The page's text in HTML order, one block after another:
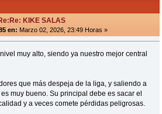
KIKE SALAS
en: Marzo 02, 2026, 23:49 Horas »
muy alto, siendo ya nuestro mejor central
que más despeja de la liga, y saliendo a
muy bueno. Su principal debe es sacar el
y a veces comete pérdidas peligrosas.